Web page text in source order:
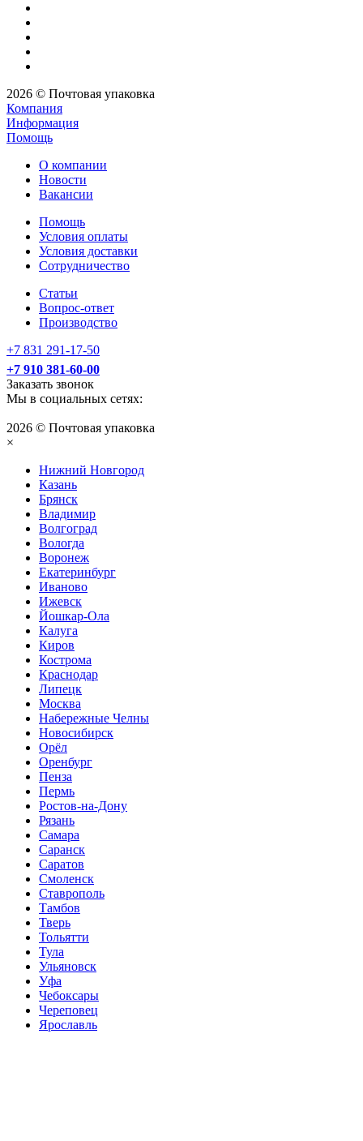
2026 © Почтовая упаковка
Компания
Информация
Помощь
О компании
Новости
Вакансии
Помощь
Условия оплаты
Условия доставки
Сотрудничество
Статьи
Вопрос-ответ
Производство
+7 831 291-17-50
+7 910 381-60-00
Заказать звонок
Мы в социальных сетях:
2026 © Почтовая упаковка
×
Нижний Нoвгород
Казань
Брянск
Владимир
Волгоград
Вологда
Воронеж
Екатеринбург
Иваново
Ижевск
Йошкар-Ола
Калуга
Киров
Кострома
Краснодар
Липецк
Москва
Набережные Челны
Новосибирск
Орёл
Оренбург
Пенза
Пермь
Ростов-на-Дону
Рязань
Самара
Саранск
Саратов
Смоленск
Ставрополь
Тамбов
Тверь
Тольятти
Тула
Ульяновск
Уфа
Чебоксары
Череповец
Ярославль